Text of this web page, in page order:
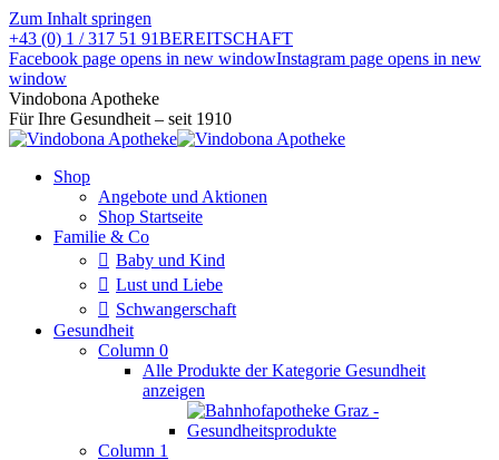
Zum Inhalt springen
+43 (0) 1 / 317 51 91BEREITSCHAFT
Facebook page opens in new windowInstagram page opens in new
window
Vindobona Apotheke
Für Ihre Gesundheit – seit 1910
Shop
Angebote und Aktionen
Shop Startseite
Familie & Co
Baby und Kind
Lust und Liebe
Schwangerschaft
Gesundheit
Column 0
Alle Produkte der Kategorie Gesundheit
anzeigen
Column 1